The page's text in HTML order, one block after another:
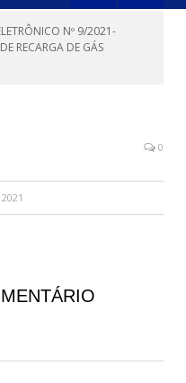
Nº 9/2021-
RECARGA DE GÁS
0